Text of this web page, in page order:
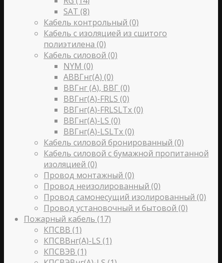
SAT (8)
Кабель контрольный (0)
Кабель с изоляцией из сшитого
полиэтилена (0)
Кабель силовой (0)
NYM (0)
АВВГнг(А) (0)
ВВГнг (А), ВВГ (0)
ВВГнг(А)-FRLS (0)
ВВГнг(А)-FRLSLTx(0)
ВВГнг(А)-LS (0)
ВВГнг(А)-LSLTx(0)
Кабель силовой бронированный (0)
Кабель силовой с бумажной пропитанной
изоляцией (0)
Провод монтажный (0)
Провод неизолированный (0)
Провод самонесущий изолированный (0)
Провод установочный и бытовой (0)
Пожарный кабель (17)
КПСВВ (1)
КПСВВнг(A)-LS (1)
КПСВЭВ (1)